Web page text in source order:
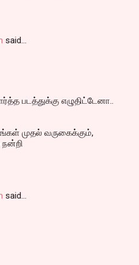
said…
படத்துக்கு எழுதிட்டேனா..
முதல் வருகைக்கும்,
நன்றி
said…